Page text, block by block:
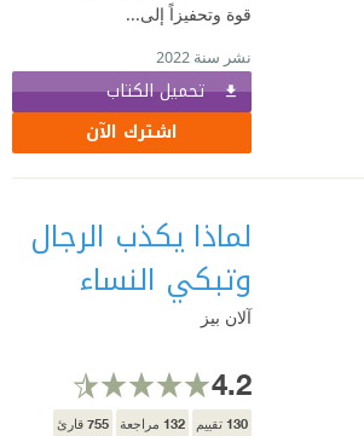
قوة وتحفيزاً إلى...
نشر سنة 2022
تحميل الكتاب
اشترك الآن
لماذا يكذب الرجال
وتبكي النساء
آلان بيز
4.2
130 تقييم 132 مراجعة 755 قارئ